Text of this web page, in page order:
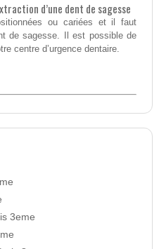
d’une dent de sagesse
ou cariées et il faut
de sagesse. Il est possible de
centre d’urgence dentaire.
3eme